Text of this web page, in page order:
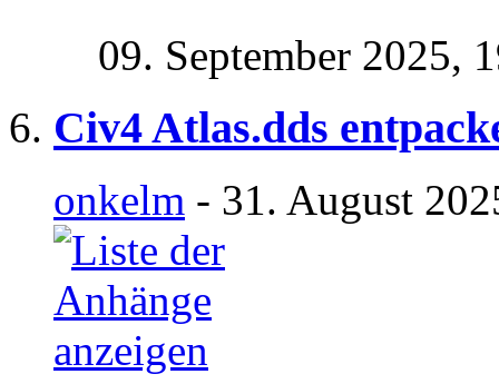
09. September 2025,
Civ4 Atlas.dds
onkelm - 31. August